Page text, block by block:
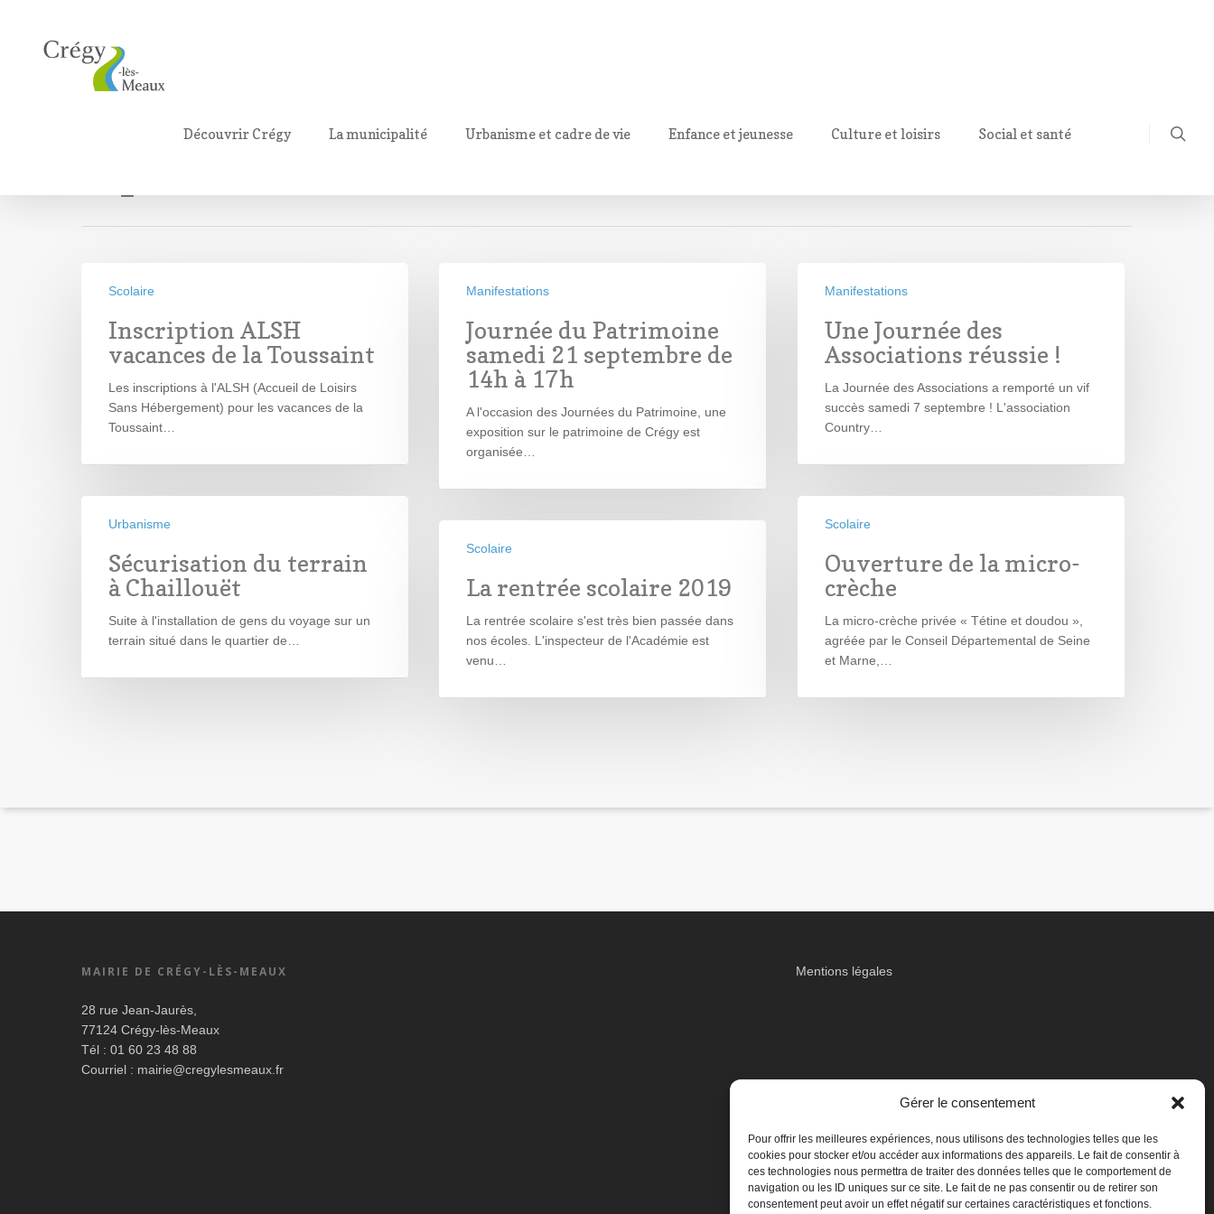
Gérer le consentement
Pour offrir les meilleures expériences, nous utilisons des technologies telles que les
cookies pour stocker et/ou accéder aux informations des appareils. Le fait de consentir à
ces technologies nous permettra de traiter des données telles que le comportement de
navigation ou les ID uniques sur ce site. Le fait de ne pas consentir ou de retirer son
consentement peut avoir un effet négatif sur certaines caractéristiques et fonctions.
Découvrir Crégy La municipalité Urbanisme et cadre de vie Enfance et jeunesse Culture et loisirs Social et santé
Monthly Archives
Scolaire
Inscription ALSH
vacances de la Toussaint
Les inscriptions à l'ALSH (Accueil de Loisirs
Sans Hébergement) pour les vacances de la
Toussaint…
Manifestations
Journée du Patrimoine
samedi 21 septembre de
14h à 17h
A l'occasion des Journées du Patrimoine, une
exposition sur le patrimoine de Crégy est
organisée…
Manifestations
Une Journée des
Associations réussie !
La Journée des Associations a remporté un vif
succès samedi 7 septembre ! L'association
Country…
Urbanisme
Sécurisation du terrain
à Chaillouët
Suite à l'installation de gens du voyage sur un
terrain situé dans le quartier de…
Scolaire
Ouverture de la micro-
crèche
La micro-crèche privée « Tétine et doudou »,
agréée par le Conseil Départemental de Seine
et Marne,…
Scolaire
La rentrée scolaire 2019
La rentrée scolaire s'est très bien passée dans
nos écoles. L'inspecteur de l'Académie est
venu…
MAIRIE DE CRÉGY-LÈS-MEAUX
28 rue Jean-Jaurès,
77124 Crégy-lès-Meaux
Tél : 01 60 23 48 88
Courriel : mairie@cregylesmeaux.fr
Mentions légales